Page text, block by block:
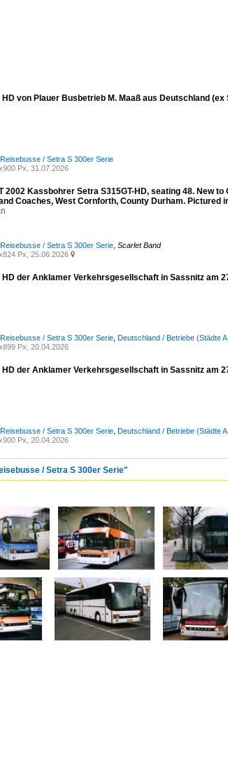
von Plauer Busbetrieb M. Maaß aus Deutschland
/ Setra S 300er Serie
Px, 31.07.2026
2002 Kassbohrer Setra S315GT-HD, seating 48. New
Coaches, West Cornforth, County Durham. Pictured
/ Setra S 300er Serie Scarlet Band
Px, 25.06.2026 
HD der Anklamer Verkehrsgesellschaft in Sassnitz am
/ Setra S 300er Serie Deutschland / Betriebe (Städte
Px, 20.04.2026
HD der Anklamer Verkehrsgesellschaft in Sassnitz am
/ Setra S 300er Serie Deutschland / Betriebe (Städte
Px, 20.04.2026
/ Setra S 300er Serie"